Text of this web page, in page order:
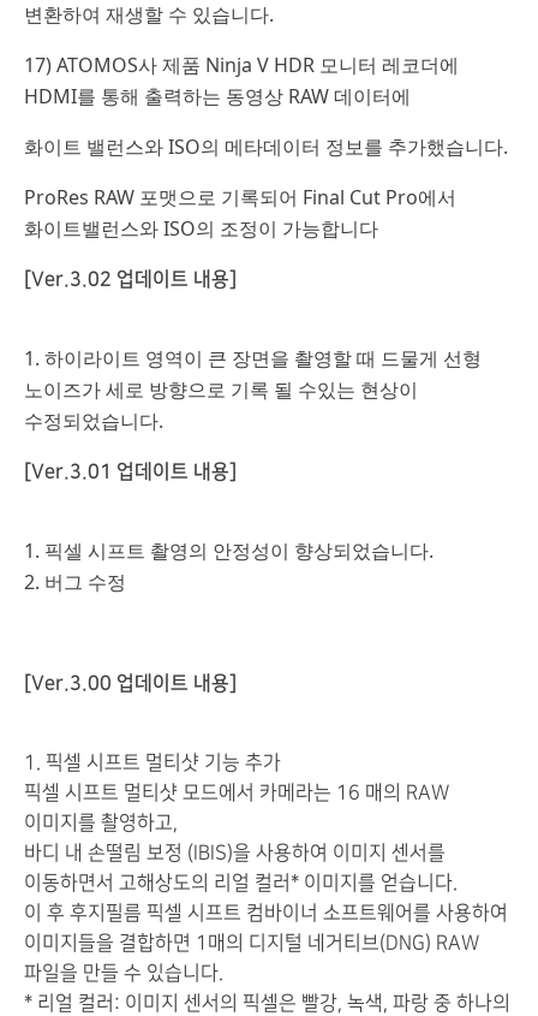
변환하여 재생할 수 있습니다.
17) ATOMOS사 제품 Ninja V HDR 모니터 레코더에
HDMI를 통해 출력하는 동영상 RAW 데이터에
화이트 밸런스와 ISO의 메타데이터 정보를 추가했습니다.
ProRes RAW 포맷으로 기록되어 Final Cut Pro에서
화이트밸런스와 ISO의 조정이 가능합니다
[Ver.3.02 업데이트 내용]
1. 하이라이트 영역이 큰 장면을 촬영할 때 드물게 선형
노이즈가 세로 방향으로 기록 될 수있는 현상이
수정되었습니다.
[Ver.3.01 업데이트 내용]
1. 픽셀 시프트 촬영의 안정성이 향상되었습니다.
2. 버그 수정
[Ver.3.00 업데이트 내용]
1. 픽셀 시프트 멀티샷 기능 추가
픽셀 시프트 멀티샷 모드에서 카메라는 16 매의 RAW
이미지를 촬영하고,
바디 내 손떨림 보정 (IBIS)을 사용하여 이미지 센서를
이동하면서 고해상도의 리얼 컬러* 이미지를 얻습니다.
이 후 후지필름 픽셀 시프트 컴바이너 소프트웨어를 사용하여
이미지들을 결합하면 1매의 디지털 네거티브(DNG) RAW
파일을 만들 수 있습니다.
* 리얼 컬러: 이미지 센서의 픽셀은 빨강, 녹색, 파랑 중 하나의